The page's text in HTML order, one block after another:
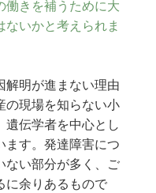
働きを補うために大
ないかと考えられま
解明が進まない理由
の現場を知らない小
遺伝学者を中心とし
ます。発達障害につ
ない部分が多く、ご
に余りあるもので